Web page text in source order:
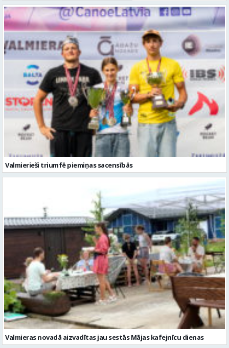
Valmierieši triumfē piemiņas sacensībās
Valmieras novadā aizvadītas jau sestās Mājas kafejnīcu dienas